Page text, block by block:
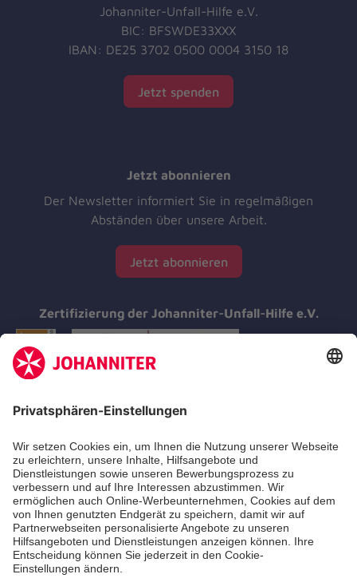
Johanniter-Unfall-Hilfe e.V.
BIC: BFSWDE33XXX
IBAN: DE25 3702 0500 0004 3150 18
Jetzt spenden
Jetzt abonnieren
Der Newsletter informiert Sie in regelmäßigen
Abständen über unsere Arbeit.
Jetzt abonnieren
Zertifizierung der Johanniter-Unfall-Hilfe e.V.
Aus- & Fortbildung
Erste-Hilfe-Kurse
Jobs & Ehrenamt
Freiwilligendienst